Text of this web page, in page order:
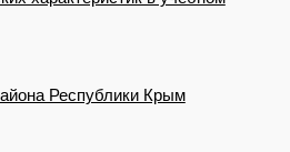
Республики Крым